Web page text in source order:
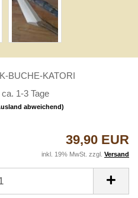
BUCHE-KATORI
ca. 1-3 Tage
abweichend)
39,90 EUR
inkl. 19% MwSt. zzgl. Versand